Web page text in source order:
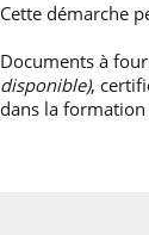
Cette démarche
Documents à
disponible),
dans la